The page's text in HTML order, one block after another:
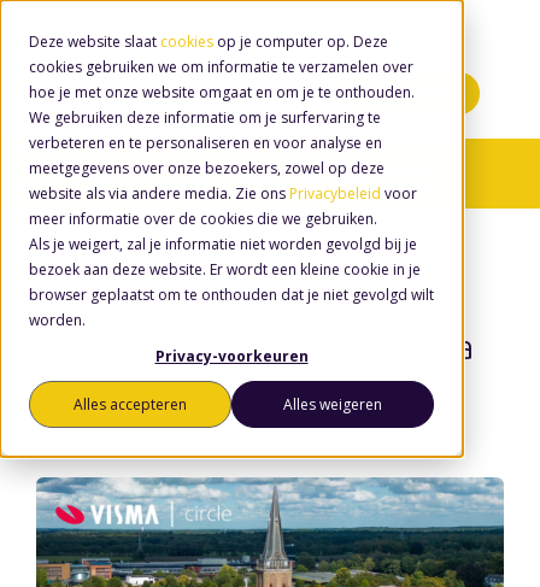
Deze website slaat cookies op je computer op. Deze
cookies gebruiken we om informatie te verzamelen over
hoe je met onze website omgaat en om je te onthouden.
We gebruiken deze informatie om je surfervaring te
verbeteren en te personaliseren en voor analyse en
meetgegevens over onze bezoekers, zowel op deze
website als via andere media. Zie ons Privacybeleid voor
meer informatie over de cookies die we gebruiken.
Als je weigert, zal je informatie niet worden gevolgd bij je
bezoek aan deze website. Er wordt een kleine cookie in je
browser geplaatst om te onthouden dat je niet gevolgd wilt
worden.
Privacy-voorkeuren
Alles accepteren Alles weigeren
Minidemo's
Nieuws/ Klantcontactsysteem
Gemeente Lochem kiest Djuma
doorWouter van den Eerenbeemt
, op 20
december 2023